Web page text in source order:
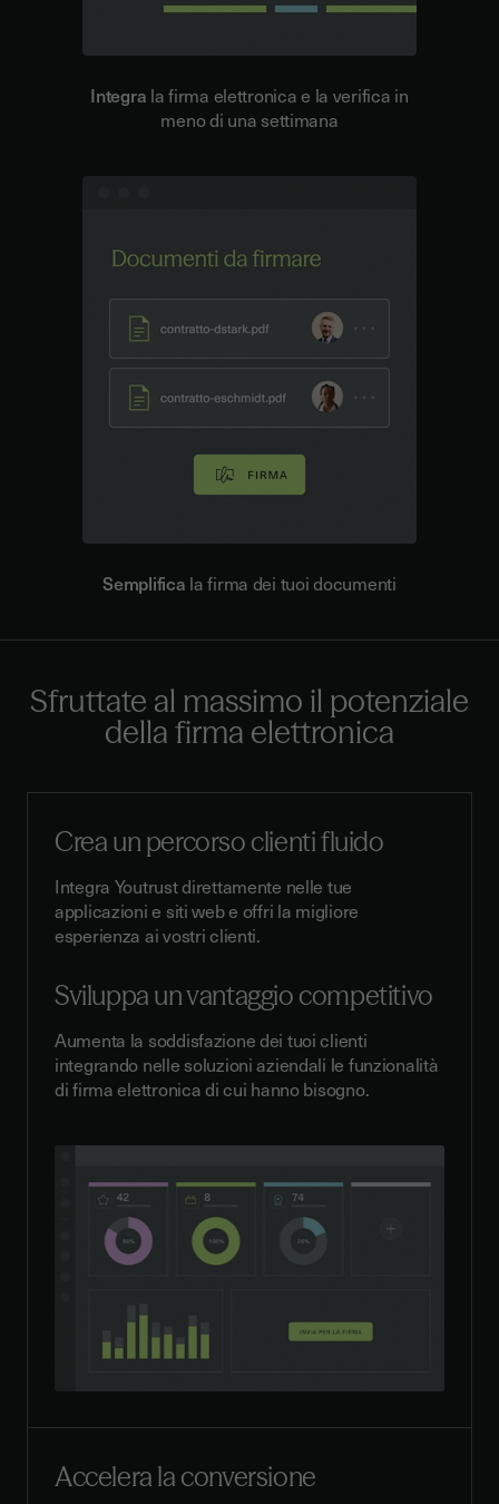
Integra la firma elettronica e la verifica in
meno di una settimana
Semplifica la firma dei tuoi documenti
Sfruttate al massimo il potenziale
della firma elettronica
Crea un percorso clienti fluido
Integra Youtrust direttamente nelle tue
applicazioni e siti web e offri la migliore
esperienza ai vostri clienti.
Sviluppa un vantaggio competitivo
Aumenta la soddisfazione dei tuoi clienti
integrando nelle soluzioni aziendali le funzionalità
di firma elettronica di cui hanno bisogno.
Accelera la conversione